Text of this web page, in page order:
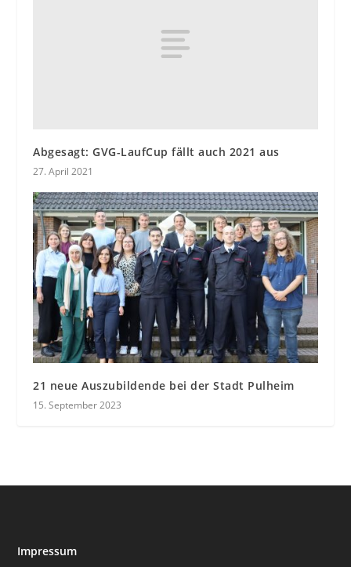
Abgesagt: GVG-LaufCup fällt auch 2021 aus
27. April 2021
21 neue Auszubildende bei der Stadt Pulheim
15. September 2023
Impressum